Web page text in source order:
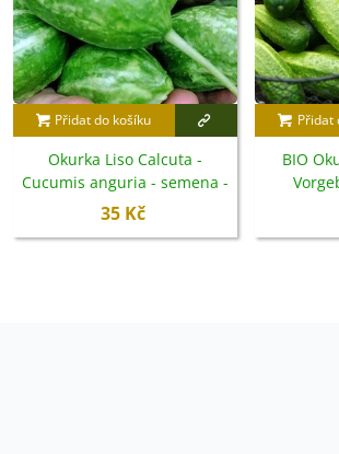
Přidat do košíku
Okurka Liso Calcuta -
Cucumis anguria - semena -
12 ks
35 Kč
Přidat
BIO